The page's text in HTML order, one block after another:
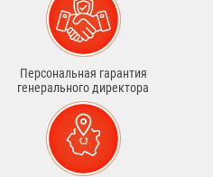
Персональная гарантия
генерального директора